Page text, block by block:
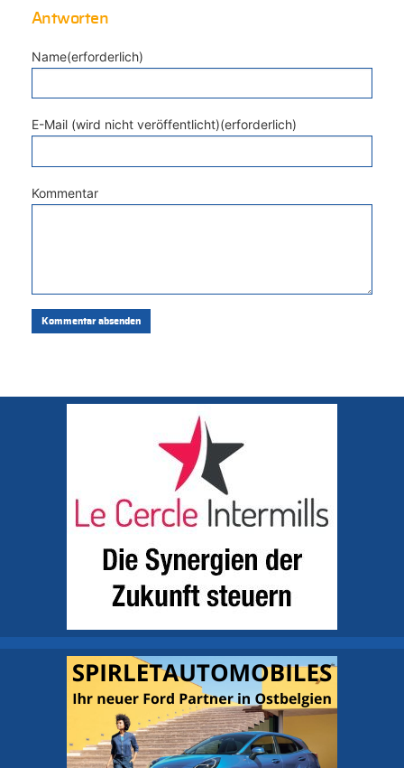
Antworten
Name(erforderlich)
E-Mail (wird nicht veröffentlicht)(erforderlich)
Kommentar